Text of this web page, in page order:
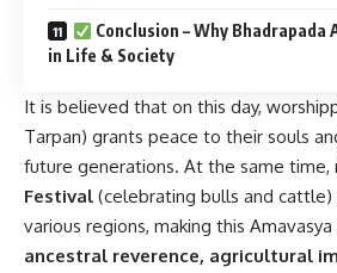
Conclusion – Why Bhadrapada
in Life & Society
It is believed that on this day,
Tarpan) grants peace to their souls
future generations. At the same time,
Festival (celebrating bulls and
various regions, making this
ancestral reverence, agricultural